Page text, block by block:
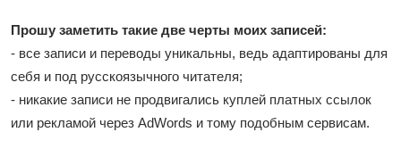
Прошу заметить такие две черты моих записей:
- все записи и переводы уникальны, ведь адаптированы для
себя и под русскоязычного читателя;
- никакие записи не продвигались куплей платных ссылок
или рекламой через AdWords и тому подобным сервисам.